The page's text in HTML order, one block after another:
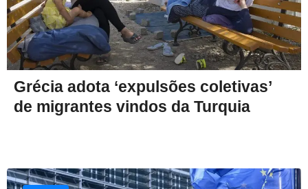
Grécia adota ‘expulsões coletivas’
de migrantes vindos da Turquia